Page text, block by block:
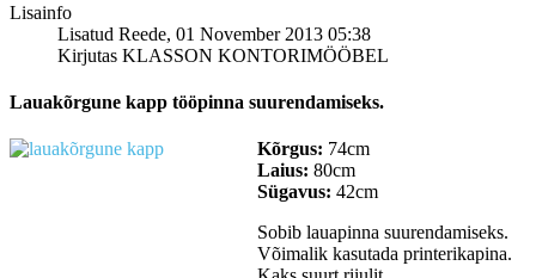
Lisainfo
Lisatud Reede, 01 November 2013 05:38
Kirjutas KLASSON KONTORIMÖÖBEL
Lauakõrgune kapp tööpinna suurendamiseks.
Kõrgus: 74cm
Laius: 80cm
Sügavus: 42cm
Sobib lauapinna suurendamiseks.
Võimalik kasutada printerikapina.